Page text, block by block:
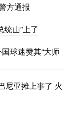
方通报
统山”上了
球迷赞其“大师
尼亚摊上事了 火